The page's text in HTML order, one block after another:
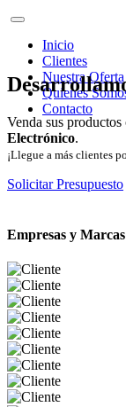
Inicio
Clientes
Nuestra Oferta
Quienes
Contacto
Venda sus
Electrónico.
¡Llegue a más clientes
Solicitar Presupuesto
Empresas y